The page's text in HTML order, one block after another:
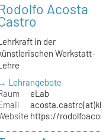
Acosta
in der
Werkstatt-
→ Lehrangebote
eLab
https://